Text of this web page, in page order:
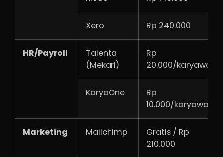
Xero Rp 240.000
HR/Payroll
Talenta
(Mekari)
Rp
20.000/karyawan
KaryaOne
Rp
10.000/karyawan
Marketing Mailchimp
Gratis / Rp
210.000